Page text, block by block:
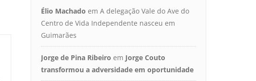
Élio Machado em A delegação Vale do Ave do
Centro de Vida Independente nasceu em
Guimarães
Jorge de Pina Ribeiro em Jorge Couto
transformou a adversidade em oportunidade